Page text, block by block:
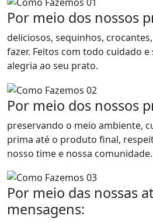
Por meio dos nossos
deliciosos, sequinhos,
fazer. Feitos com todo cuidado
alegria ao seu prato.
Por meio dos nossos
preservando o meio ambiente,
prima até o produto final,
nosso time e nossa comunidade.
Por meio das nossas
mensagens: